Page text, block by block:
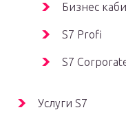
Бизнес
S7 Profi
S7
Услуги S7